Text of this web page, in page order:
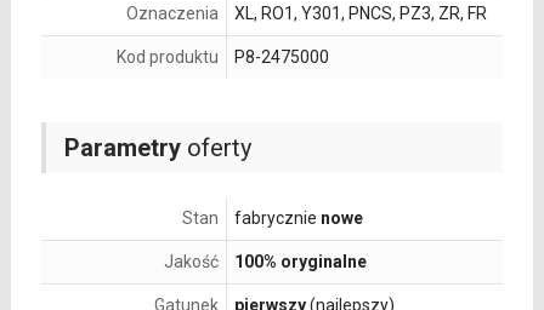
Parametryoferty
Stan fabrycznie nowe
Jakość 100% oryginalne
Gatunek pierwszy(najlepszy)
Oznaczenia XL, RO1, Y301, PNCS, PZ3, ZR, FR
Kod produktu P8-2475000